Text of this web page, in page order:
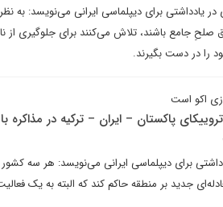
یادداشتی برای دیپلماسی ایرانی می‌نویسد: به
صلحِ جامع باشند، تلاش می‌کنند برای جلوگیری از
را در دست بگیرند.
اکو است
پاکستان – ایران – ترکیه در مذاکره
برای دیپلماسی ایرانی می‌نویسد: هر سه کشور
جدید بر منطقه حاکم کند که البته به یک